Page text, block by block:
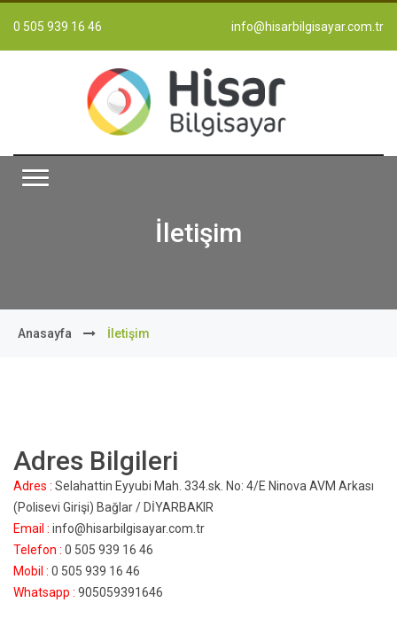
0 505 939 16 46 info@hisarbilgisayar.com.tr
İletişim
Anasayfa İletişim
Adres Bilgileri
Adres : Selahattin Eyyubi Mah. 334.sk. No: 4/E Ninova AVM Arkası
(Polisevi Girişi) Bağlar / DİYARBAKIR
Email : info@hisarbilgisayar.com.tr
Telefon : 0 505 939 16 46
Mobil : 0 505 939 16 46
Whatsapp : 905059391646